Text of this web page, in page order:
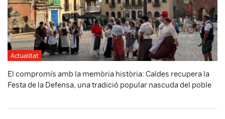
Actualitat
El compromís amb la memòria història: Caldes recupera la
Festa de la Defensa, una tradició popular nascuda del poble